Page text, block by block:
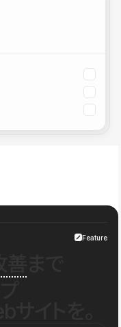
Feature